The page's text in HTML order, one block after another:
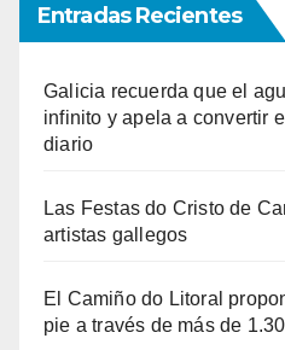
Entradas Recientes
Galicia recuerda que el
infinito y apela a convertir
diario
Las Festas do Cristo de
artistas gallegos
El Camiño do Litoral
pie a través de más de